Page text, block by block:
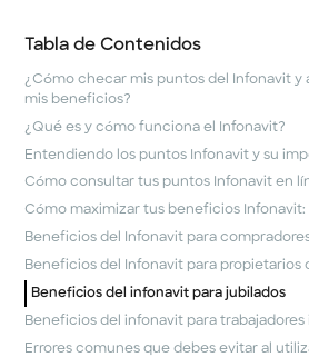
Tabla de Contenidos
¿Cómo checar mis puntos del Infonavit y
mis beneficios?
¿Qué es y cómo funciona el Infonavit?
Entendiendo los puntos Infonavit y su
Cómo consultar tus puntos Infonavit en
Cómo maximizar tus beneficios
Beneficios del Infonavit para
Beneficios del Infonavit para propietarios
Beneficios del infonavit para jubilados
Beneficios del infonavit para
Errores comunes que debes evitar al